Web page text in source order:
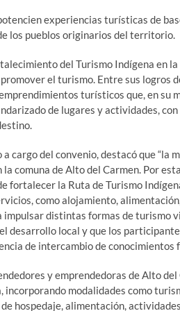
experiencias turísticas de
los pueblos originarios del territorio.
del Turismo Indígena en
el turismo. Entre sus logros
turísticos que, en su
de lugares y actividades,
cargo del convenio, destacó que “la
comuna de Alto del Carmen. Por
fortalecer la Ruta de Turismo
como alojamiento,
distintas formas de turismo
desarrollo local y que los
de intercambio de conocimientos
y emprendedoras de Alto
modalidades como
hospedaje, alimentación,